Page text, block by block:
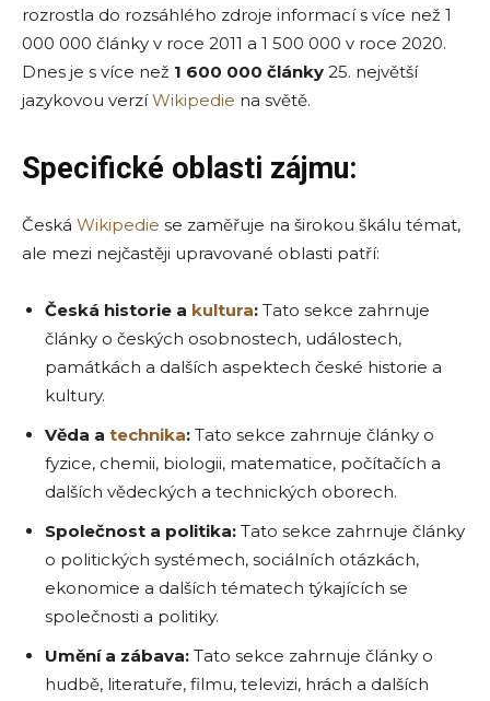
rozrostla do rozsáhlého zdroje informací s více než 1
000 000 články v roce 2011 a 1 500 000 v roce 2020.
Dnes je s více než 1 600 000 články 25. největší
jazykovou verzíWikipedie na světě.
Specifické oblasti zájmu:
Česká Wikipedie se zaměřuje na širokou škálu témat,
ale mezi nejčastěji upravované oblasti patří:
Česká historie a kultura: Tato sekce zahrnuje
články o českých osobnostech, událostech,
památkách a dalších aspektech české historie a
kultury.
Věda a technika: Tato sekce zahrnuje články o
fyzice, chemii, biologii, matematice, počítačích a
dalších vědeckých a technických oborech.
Společnost a politika: Tato sekce zahrnuje články
o politických systémech, sociálních otázkách,
ekonomice a dalších tématech týkajících se
společnosti a politiky.
Umění a zábava: Tato sekce zahrnuje články o
hudbě, literatuře, filmu, televizi, hrách a dalších